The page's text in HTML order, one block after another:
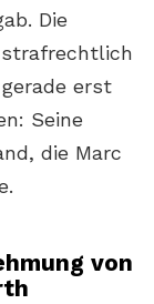
Die
strafrechtlich
erst
Seine
die Marc
von